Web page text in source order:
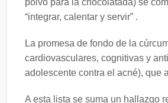
polvo para la chocolatada) se
“integrar, calentar y servir” .
La promesa de fondo de la
cardiovasculares, cognitivas y
adolescente contra el acné), que
A esta lista se suma un hallazgo